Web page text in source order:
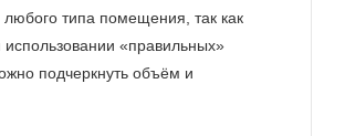
типа помещения, так как
«правильных»
подчеркнуть объём и